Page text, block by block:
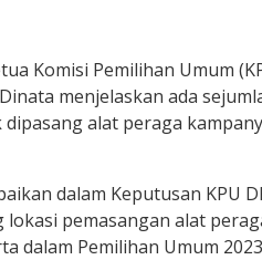
Komisi Pemilihan Umum
menjelaskan ada
alat peraga
dalam Keputusan KPU
pemasangan alat
dalam Pemilihan Umum